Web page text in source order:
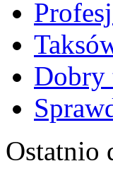
Dobry
Ostatnio